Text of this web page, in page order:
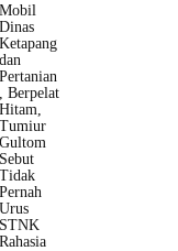
Mobil
Dinas
Ketapang
dan
Pertanian
, Berpelat
Hitam,
Tumiur
Gultom
Sebut
Tidak
Pernah
Urus
STNK
Rahasia